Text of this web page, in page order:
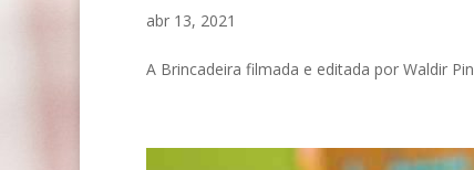
abr 13, 2021
A Brincadeira filmada e editada por Waldir